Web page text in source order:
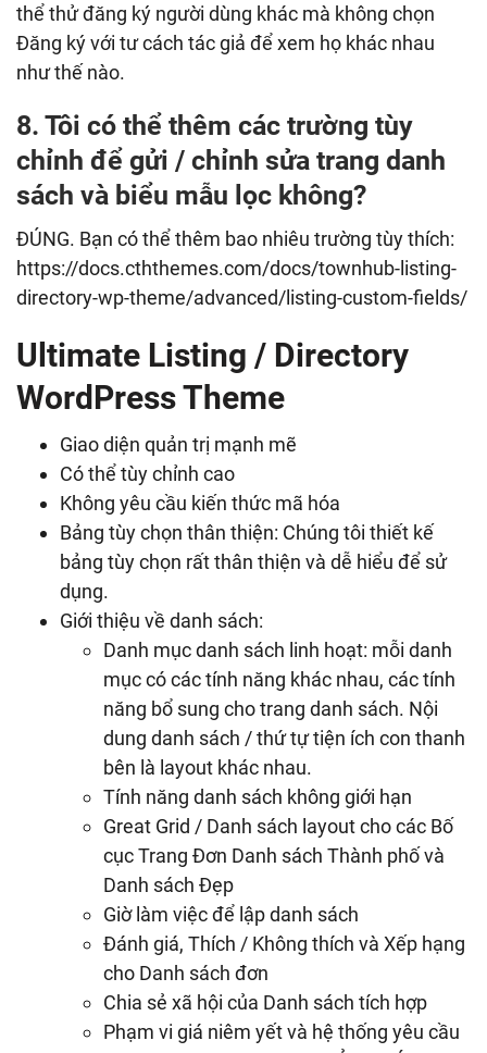
thể thử đăng ký người dùng khác mà không chọn
Đăng ký với tư cách tác giả để xem họ khác nhau
như thế nào.
8. Tôi có thể thêm các trường tùy
chỉnh để gửi / chỉnh sửa trang danh
sách và biểu mẫu lọc không?
ĐÚNG. Bạn có thể thêm bao nhiêu trường tùy thích:
https://docs.cththemes.com/docs/townhub-listing-
directory-wp-theme/advanced/listing-custom-fields/
Ultimate Listing / Directory
WordPress Theme
Giao diện quản trị mạnh mẽ
Có thể tùy chỉnh cao
Không yêu cầu kiến ​​thức mã hóa
Bảng tùy chọn thân thiện: Chúng tôi thiết kế
bảng tùy chọn rất thân thiện và dễ hiểu để sử
dụng.
Giới thiệu về danh sách:
Danh mục danh sách linh hoạt: mỗi danh
mục có các tính năng khác nhau, các tính
năng bổ sung cho trang danh sách. Nội
dung danh sách / thứ tự tiện ích con thanh
bên là layout khác nhau.
Tính năng danh sách không giới hạn
Great Grid / Danh sách layout cho các Bố
cục Trang Đơn Danh sách Thành phố và
Danh sách Đẹp
Giờ làm việc để lập danh sách
Đánh giá, Thích / Không thích và Xếp hạng
cho Danh sách đơn
Chia sẻ xã hội của Danh sách tích hợp
Phạm vi giá niêm yết và hệ thống yêu cầu